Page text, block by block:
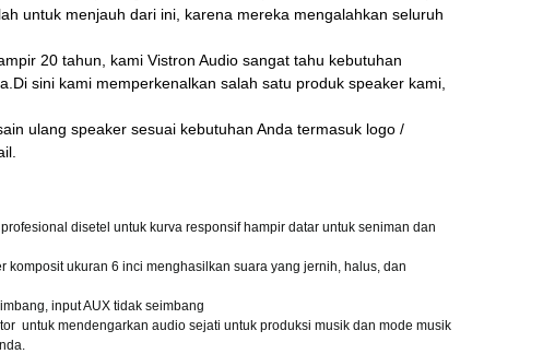
untuk menjauh dari ini, karena mereka mengalahkan seluruh
20 tahun, kami Vistron Audio sangat tahu kebutuhan
sini kami memperkenalkan salah satu produk speaker kami,
ulang speaker sesuai kebutuhan Anda termasuk logo /
disetel untuk kurva responsif hampir datar untuk seniman dan
komposit ukuran 6 inci menghasilkan suara yang jernih, halus, dan
input AUX tidak seimbang
untuk mendengarkan audio sejati untuk produksi musik dan mode musik